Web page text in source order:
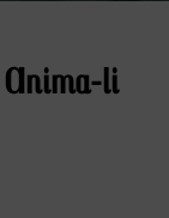
Anima-li